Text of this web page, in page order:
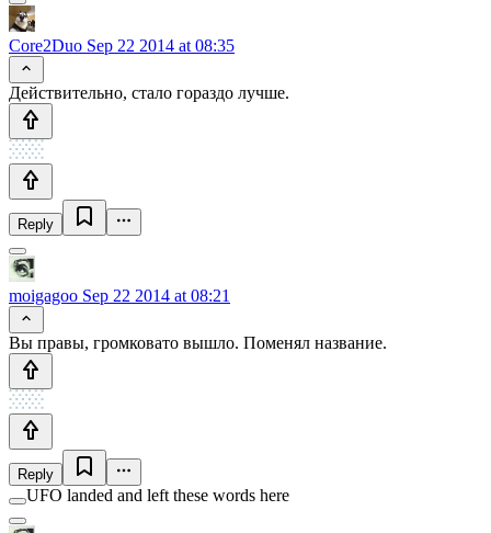
Core2Duo Sep 22 2014 at 08:35
Действительно, стало гораздо лучше.
Reply
moigagoo Sep 22 2014 at 08:21
Вы правы, громковато вышло. Поменял название.
Reply
UFO landed and left these words here